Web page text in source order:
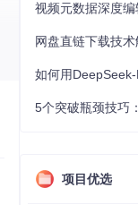
视频元数据深度
网盘直链下载技
项目优选